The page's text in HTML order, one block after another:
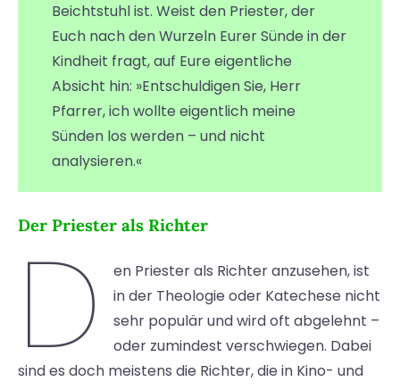
Beichtstuhl ist. Weist den Priester, der
Euch nach den Wurzeln Eurer Sünde in der
Kindheit fragt, auf Eure eigentliche
Absicht hin: »Entschuldigen Sie, Herr
Pfarrer, ich wollte eigentlich meine
Sünden los werden – und nicht
analysieren.«
Der Priester als Richter
D
en Priester als Richter anzusehen, ist
in der Theologie oder Katechese nicht
sehr populär und wird oft abgelehnt –
oder zumindest verschwiegen. Dabei
sind es doch meistens die Richter, die in Kino- und